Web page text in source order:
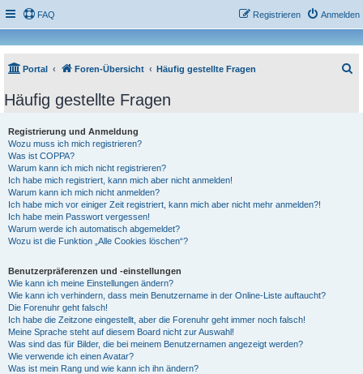
FAQ Anmelden
Registrieren
Portal Foren-Übersicht Häufig gestellte Fragen
Häufig gestellte Fragen
Registrierung und Anmeldung
Wozu muss ich mich registrieren?
Was ist COPPA?
Warum kann ich mich nicht registrieren?
Ich habe mich registriert, kann mich aber nicht anmelden!
Warum kann ich mich nicht anmelden?
Ich habe mich vor einiger Zeit registriert, kann mich aber nicht mehr anmelden?!
Ich habe mein Passwort vergessen!
Warum werde ich automatisch abgemeldet?
Wozu ist die Funktion „Alle Cookies löschen“?
Benutzerpräferenzen und -einstellungen
Wie kann ich meine Einstellungen ändern?
Wie kann ich verhindern, dass mein Benutzername in der Online-Liste auftaucht?
Die Forenuhr geht falsch!
Ich habe die Zeitzone eingestellt, aber die Forenuhr geht immer noch falsch!
Meine Sprache steht auf diesem Board nicht zur Auswahl!
Was sind das für Bilder, die bei meinem Benutzernamen angezeigt werden?
Wie verwende ich einen Avatar?
Was ist mein Rang und wie kann ich ihn ändern?